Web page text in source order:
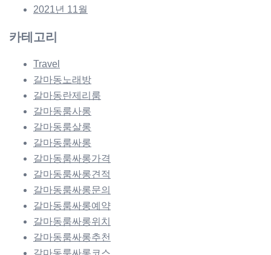
2021년 11월
카테고리
Travel
갈마동노래방
갈마동란제리룸
갈마동룸사롱
갈마동룸살롱
갈마동룸싸롱
갈마동룸싸롱가격
갈마동룸싸롱견적
갈마동룸싸롱문의
갈마동룸싸롱예약
갈마동룸싸롱위치
갈마동룸싸롱추천